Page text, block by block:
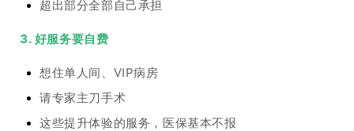
超出部分全部自己承担
3. 好服务要自费
想住单人间、VIP病房
请专家主刀手术
这些提升体验的服务，医保基本不报